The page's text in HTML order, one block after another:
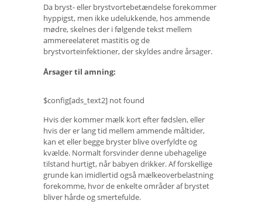
Da bryst- eller brystvortebetændelse forekommer
hyppigst, men ikke udelukkende, hos ammende
mødre, skelnes der i følgende tekst mellem
ammereelateret mastitis og de
brystvorteinfektioner, der skyldes andre årsager.
Årsager til amning:
$config[ads_text2] not found
Hvis der kommer mælk kort efter fødslen, eller
hvis der er lang tid mellem ammende måltider,
kan et eller begge bryster blive overfyldte og
kvælde. Normalt forsvinder denne ubehagelige
tilstand hurtigt, når babyen drikker. Af forskellige
grunde kan imidlertid også mælkeoverbelastning
forekomme, hvor de enkelte områder af brystet
bliver hårde og smertefulde.